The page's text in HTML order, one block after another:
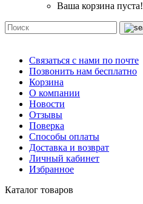
Ваша корзина пуста!
Связаться с нами по почте
Позвонить нам бесплатно
Корзина
О компании
Новости
Отзывы
Поверка
Способы оплаты
Доставка и возврат
Личный кабинет
Избранное
Каталог товаров